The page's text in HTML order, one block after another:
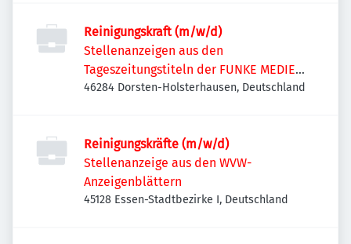
Reinigungskraft (m/w/d)
Stellenanzeigen aus den
Tageszeitungstiteln der FUNKE MEDIEN
NRW
46284 Dorsten-Holsterhausen, Deutschland
Reinigungskräfte (m/w/d)
Stellenanzeige aus den WVW-
Anzeigenblättern
45128 Essen-Stadtbezirke I, Deutschland